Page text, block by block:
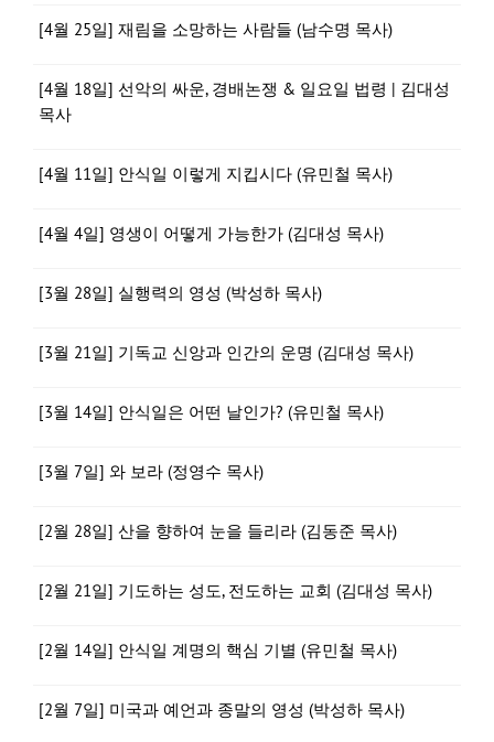
[4월 25일] 재림을 소망하는 사람들 (남수명 목사)
[4월 18일] 선악의 싸운, 경배논쟁 & 일요일 법령 | 김대성
목사
[4월 11일] 안식일 이렇게 지킵시다 (유민철 목사)
[4월 4일] 영생이 어떻게 가능한가 (김대성 목사)
[3월 28일] 실행력의 영성 (박성하 목사)
[3월 21일] 기독교 신앙과 인간의 운명 (김대성 목사)
[3월 14일] 안식일은 어떤 날인가? (유민철 목사)
[3월 7일] 와 보라 (정영수 목사)
[2월 28일] 산을 향하여 눈을 들리라 (김동준 목사)
[2월 21일] 기도하는 성도, 전도하는 교회 (김대성 목사)
[2월 14일] 안식일 계명의 핵심 기별 (유민철 목사)
[2월 7일] 미국과 예언과 종말의 영성 (박성하 목사)